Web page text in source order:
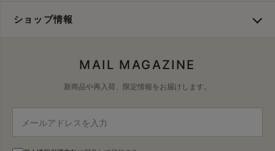
ショップ情報
MAIL MAGAZINE
新商品や再入荷、限定情報をお届けします。